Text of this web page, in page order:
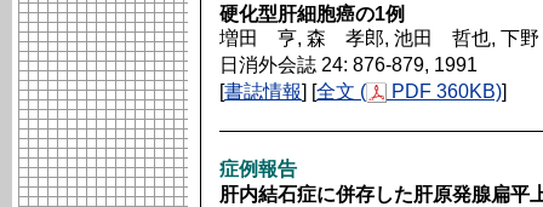
硬化型肝細胞癌の1例
増田 亨, 森 孝郎, 池田 哲也, 下
日消外会誌 24: 876-879, 1991
[書誌情報] [全文 ( PDF 360KB)]
症例報告
肝内結石症に併存した肝原発腺扁平